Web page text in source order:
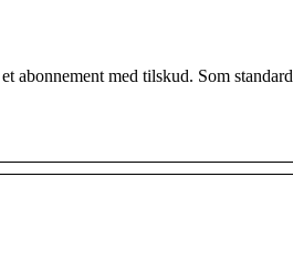
abonnement med tilskud. Som standard